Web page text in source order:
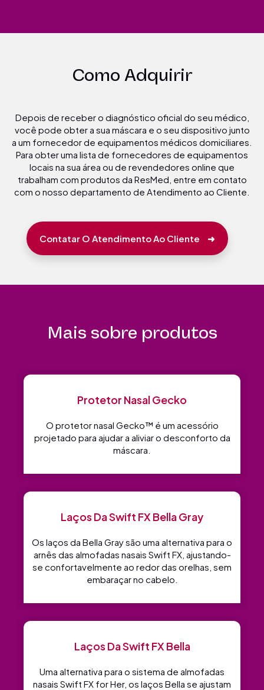
Como Adquirir
Depois de receber o diagnóstico oficial do seu médico,
você pode obter a sua máscara e o seu dispositivo junto
a um fornecedor de equipamentos médicos domiciliares.
Para obter uma lista de fornecedores de equipamentos
locais na sua área ou de revendedores online que
trabalham com produtos da ResMed, entre em contato
com o nosso departamento de Atendimento ao Cliente.
Contatar O Atendimento Ao Cliente ➜
Mais sobre produtos
Protetor Nasal Gecko
O protetor nasal Gecko™ é um acessório
projetado para ajudar a aliviar o desconforto da
máscara.
Laços Da Swift FX Bella Gray
Os laços da Bella Gray são uma alternativa para o
arnês das almofadas nasais Swift FX, ajustando-
se confortavelmente ao redor das orelhas, sem
embaraçar no cabelo.
Laços Da Swift FX Bella
Uma alternativa para o sistema de almofadas
nasais Swift FX for Her, os laços Bella se ajustam